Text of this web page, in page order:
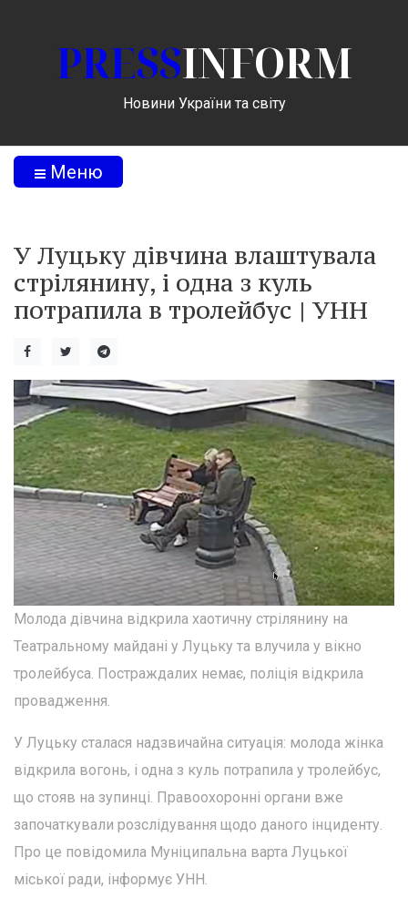
PRESSINFORM
Новини України та світу
Меню
У Луцьку дівчина влаштувала
стрілянину, і одна з куль
потрапила в тролейбус | УНН
Молода дівчина відкрила хаотичну стрілянину на
Театральному майдані у Луцьку та влучила у вікно
тролейбуса. Постраждалих немає, поліція відкрила
провадження.
У Луцьку сталася надзвичайна ситуація: молода жінка
відкрила вогонь, і одна з куль потрапила у тролейбус,
що стояв на зупинці. Правоохоронні органи вже
започаткували розслідування щодо даного інциденту.
Про це повідомила Муніципальна варта Луцької
міської ради, інформує УНН.